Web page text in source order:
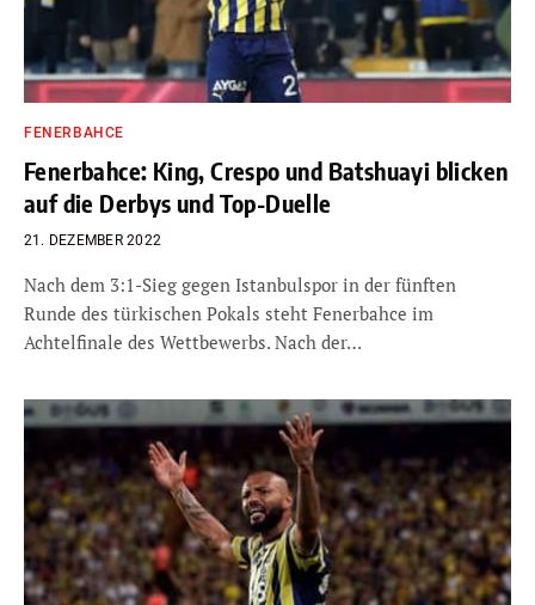
FENERBAHCE
Fenerbahce: King, Crespo und Batshuayi blicken
auf die Derbys und Top-Duelle
21. DEZEMBER 2022
Nach dem 3:1-Sieg gegen Istanbulspor in der fünften
Runde des türkischen Pokals steht Fenerbahce im
Achtelfinale des Wettbewerbs. Nach der…